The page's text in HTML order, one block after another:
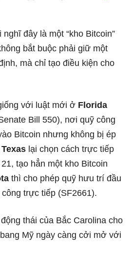
đây là một “kho Bitcoin”
bắt buộc phải giữ một
mà chỉ tạo điều kiện cho
với luật mới ở Florida
Bill 550), nơi quỹ công
Bitcoin nhưng không bị ép
Texas lại chọn cách trực tiếp
tạo hẳn một kho Bitcoin
thì cho phép quỹ hưu trí đầu
trực tiếp (SF2661).
thái của Bắc Carolina cho
Mỹ ngày càng cởi mở với